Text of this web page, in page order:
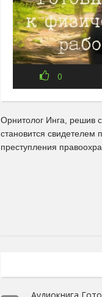
0
Орнитолог Инга, решив
становится
преступления